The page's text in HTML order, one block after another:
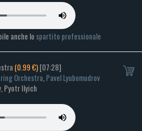
anche lo spartito professionale
(0.99 €)[07:28]
Orchestra,Pavel Lyubomudrov
Pyotr Ilyich